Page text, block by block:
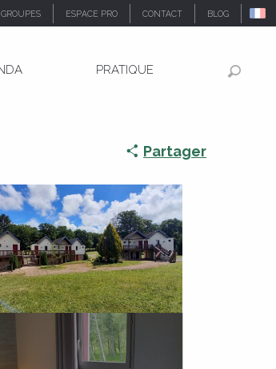
GROUPES ESPACE PRO CONTACT BLOG
PRATIQUE
Partager